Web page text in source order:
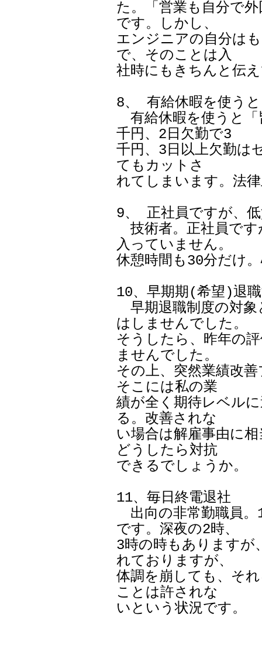
た。「営業も自分で
です。しかし、
エンジニアの自分は
で、そのことは入
社時にもきちんと伝
8、 有給休暇を使う
有給休暇を使うと「
千円、2日欠勤で3
千円、3日以上欠勤は
てもカットさ
れてしまいます。法
9、 正社員ですが、
技術者。正社員です
入っていません。
休憩時間も30分だけ
10、早期期(希望)退
早期退職制度の対象
はしませんでした。
そうしたら、昨年の
ませんでした。
その上、突然業績改
そこには私の業
績が全く期待レベル
る。改善されな
い場合は解雇事由に
どうしたら対抗
できるでしょうか。
11、毎日終電退社
出向の非常勤職員。
です。深夜の2時、
3時の時もありますが
れておりますが、
体調を崩しても、そ
ことは許されな
いという状況です。